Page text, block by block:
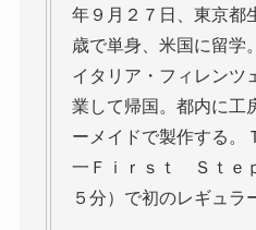
年９月２７日、東京都
歳で単身、米国に留学
イタリア・フィレンツ
業して帰国。都内に工
ーメイドで製作する。
一Ｆｉｒｓｔ Ｓｔｅ
５分）で初のレギュラ